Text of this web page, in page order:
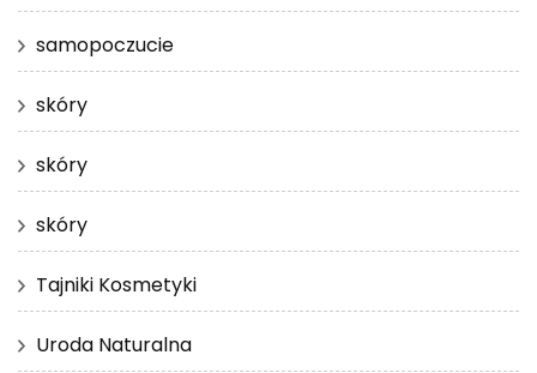
samopoczucie
skóry
skóry
skóry
Tajniki Kosmetyki
Uroda Naturalna